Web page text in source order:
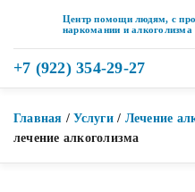
Центр помощи людям, с
наркомании и алкоголизма
+7 (922) 354-29-27
Главная /Услуги/ Лечение
лечение алкоголизма